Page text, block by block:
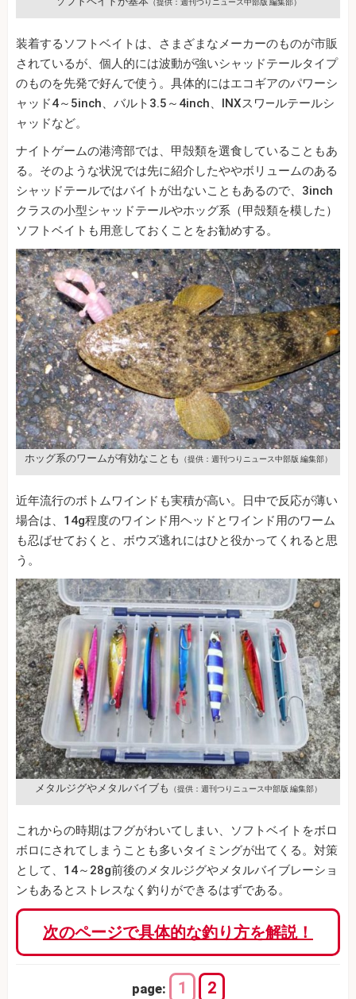
装着するソフトベイトは、さまざまなメーカーのものが市販
されているが、個人的には波動が強いシャッドテールタイプ
のものを先発で好んで使う。具体的にはエコギアのパワーシ
ャッド4～5inch、バルト3.5～4inch、INXスワ―ルテールシ
ャッドなど。
ナイトゲームの港湾部では、甲殻類を選食していることもあ
る。そのような状況では先に紹介したややボリュームのある
シャッドテールではバイトが出ないこともあるので、3inch
クラスの小型シャッドテールやホッグ系（甲殻類を模した）
ソフトベイトも用意しておくことをお勧めする。
ホッグ系のワームが有効なことも （提供：週刊つりニュース中部版 編集部）
近年流行のボトムワインドも実積が高い。日中で反応が薄い
場合は、14g程度のワインド用ヘッドとワインド用のワーム
も忍ばせておくと、ボウズ逃れにはひと役かってくれると思
う。
メタルジグやメタルバイブも （提供：週刊つりニュース中部版 編集部）
これからの時期はフグがわいてしまい、ソフトベイトをボロ
ボロにされてしまうことも多いタイミングが出てくる。対策
として、14～28g前後のメタルジグやメタルバイブレーショ
ンもあるとストレスなく釣りができるはずである。
次のページで具体的な釣り方を解説！
page: 1 2